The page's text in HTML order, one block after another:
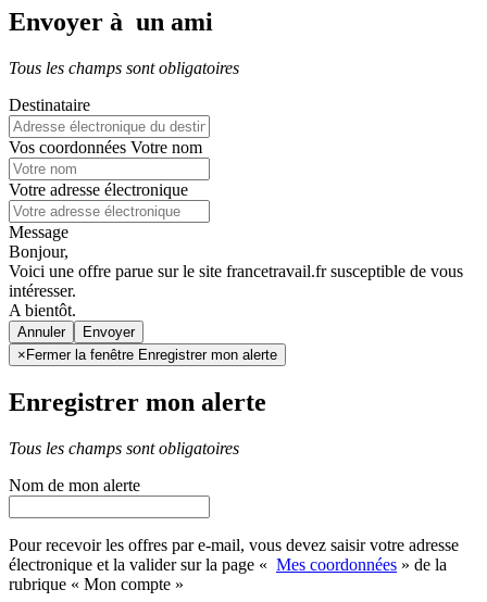
Envoyer à un ami
Tous les champs sont obligatoires
Destinataire
Vos coordonnées Votre nom
Votre adresse électronique
Message
Bonjour,
Voici une offre parue sur le site francetravail.fr susceptible de vous
intéresser.
A bientôt.
Annuler
× Fermer la fenêtre Enregistrer mon alerte
Enregistrer mon alerte
Tous les champs sont obligatoires
Nom de mon alerte
Pour recevoir les offres par e-mail, vous devez saisir votre adresse
électronique et la valider sur la page « Mes coordonnées » de la
rubrique « Mon compte »